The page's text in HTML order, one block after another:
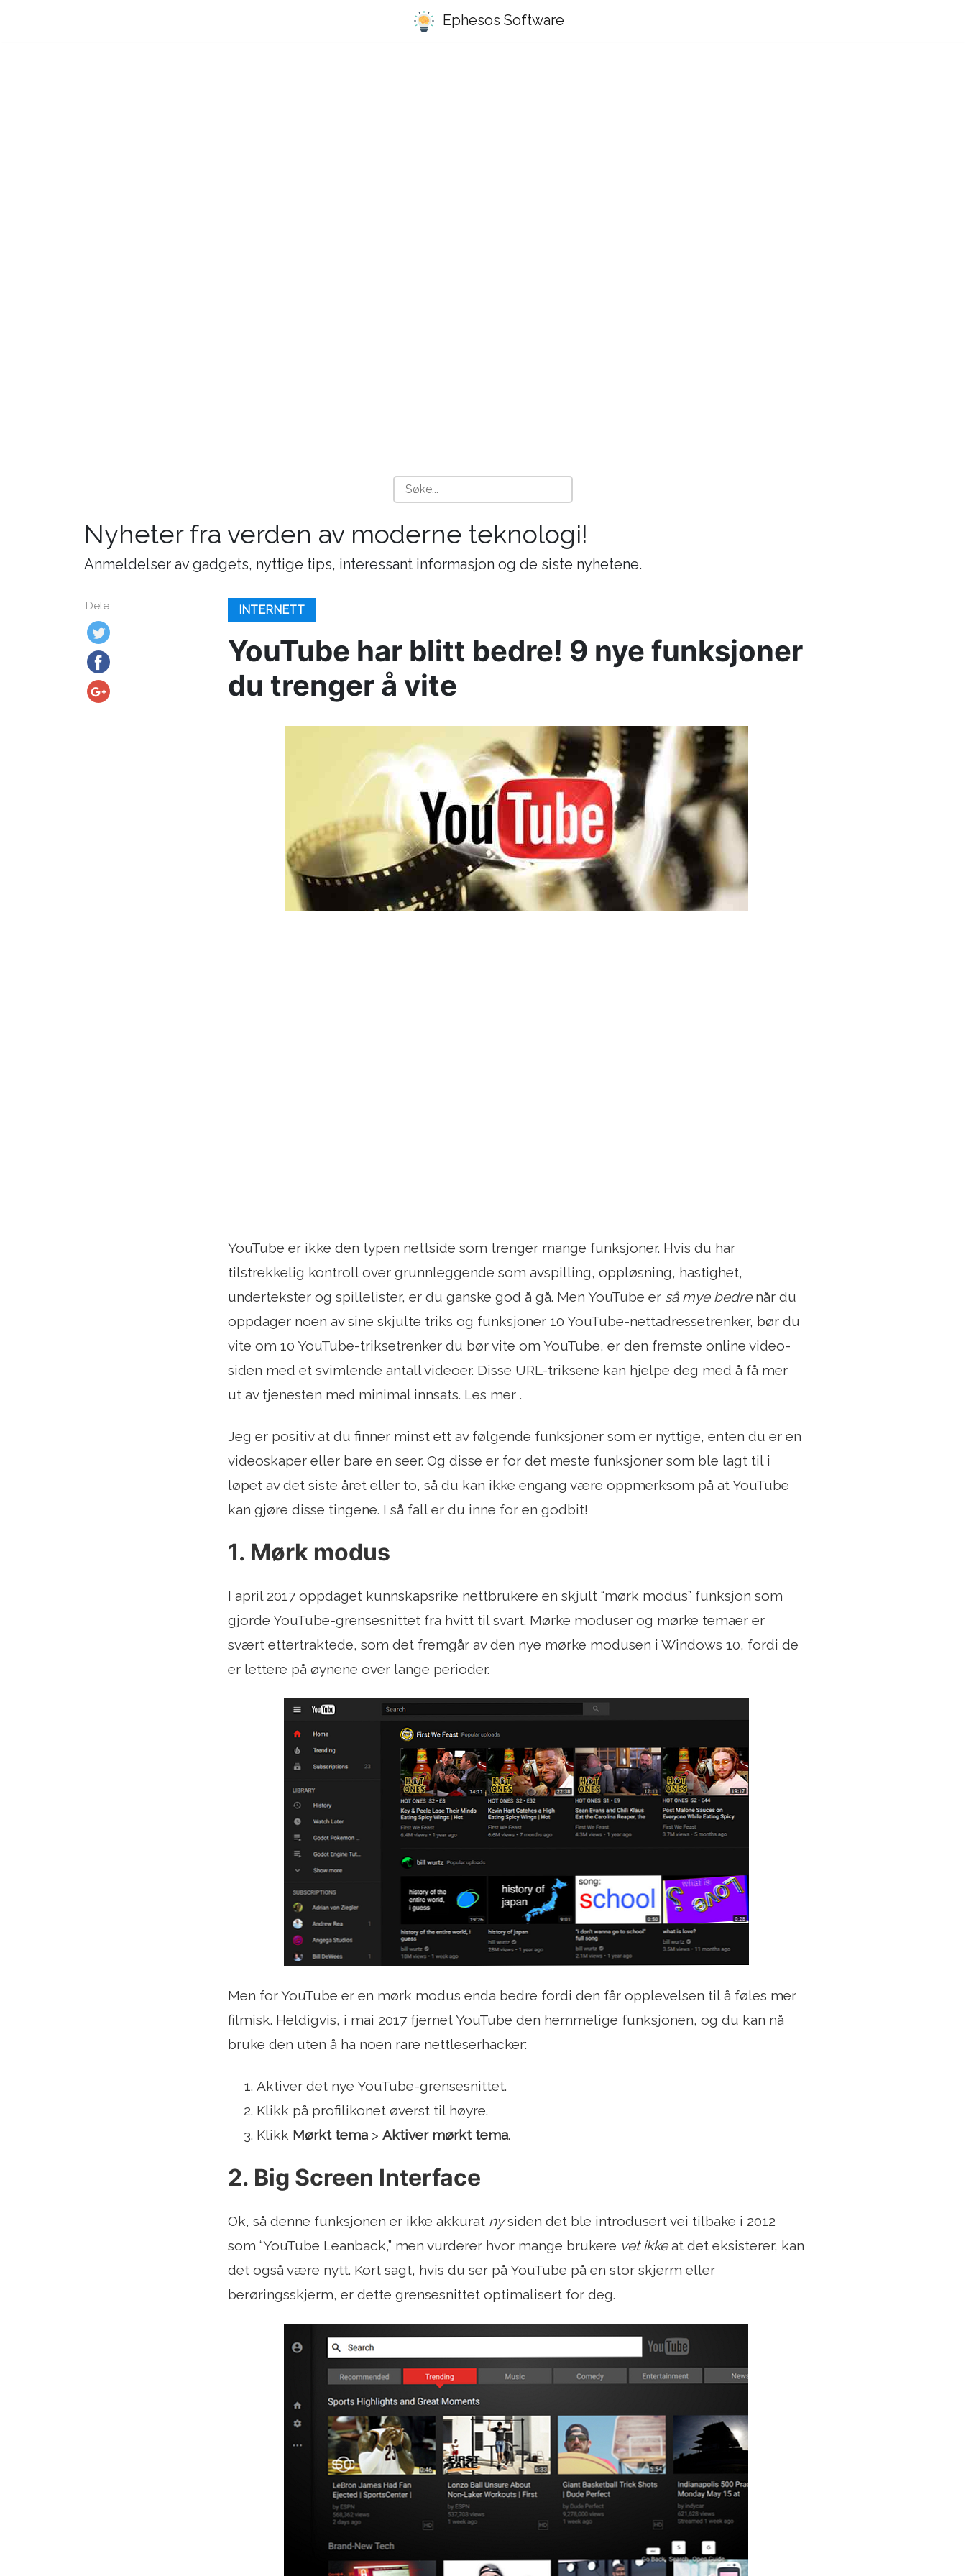
Ephesos Software
Nyheter fra verden av moderne teknologi!
Anmeldelser av gadgets, nyttige tips, interessant informasjon og de siste nyhetene.
Dele: INTERNETT
YouTube har blitt bedre! 9 nye funksjoner
du trenger å vite
YouTube er ikke den typen nettside som trenger mange funksjoner. Hvis du har
tilstrekkelig kontroll over grunnleggende som avspilling, oppløsning, hastighet,
undertekster og spillelister, er du ganske god å gå. Men YouTube er så mye bedrenår du
oppdager noen av sine skjulte triks og funksjoner 10 YouTube-nettadressetrenker, bør du
vite om 10 YouTube-triksetrenker du bør vite om YouTube, er den fremste online video-
siden med et svimlende antall videoer. Disse URL-triksene kan hjelpe deg med å få mer
ut av tjenesten med minimal innsats. Les mer .
Jeg er positiv at du finner minst ett av følgende funksjoner som er nyttige, enten du er en
videoskaper eller bare en seer. Og disse er for det meste funksjoner som ble lagt til i
løpet av det siste året eller to, så du kan ikke engang være oppmerksom på at YouTube
kan gjøre disse tingene. I så fall er du inne for en godbit!
1. Mørk modus
I april 2017 oppdaget kunnskapsrike nettbrukere en skjult “mørk modus” funksjon som
gjorde YouTube-grensesnittet fra hvitt til svart. Mørke moduser og mørke temaer er
svært ettertraktede, som det fremgår av den nye mørke modusen i Windows 10, fordi de
er lettere på øynene over lange perioder.
Men for YouTube er en mørk modus enda bedre fordi den får opplevelsen til å føles mer
filmisk. Heldigvis, i mai 2017 fjernet YouTube den hemmelige funksjonen, og du kan nå
bruke den uten å ha noen rare nettleserhacker:
Aktiver det nye YouTube-grensesnittet.
Klikk på profilikonet øverst til høyre.
Klikk Mørkt tema > Aktiver mørkt tema.
2. Big Screen Interface
Ok, så denne funksjonen er ikke akkurat nysiden det ble introdusert vei tilbake i 2012
som “YouTube Leanback,” men vurderer hvor mange brukere vet ikkeat det eksisterer, kan
det også være nytt. Kort sagt, hvis du ser på YouTube på en stor skjerm eller
berøringsskjerm, er dette grensesnittet optimalisert for deg.